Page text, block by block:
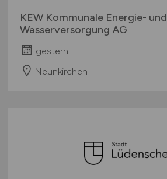
KEW Kommunale Energie- und
Wasserversorgung AG
gestern
Neunkirchen